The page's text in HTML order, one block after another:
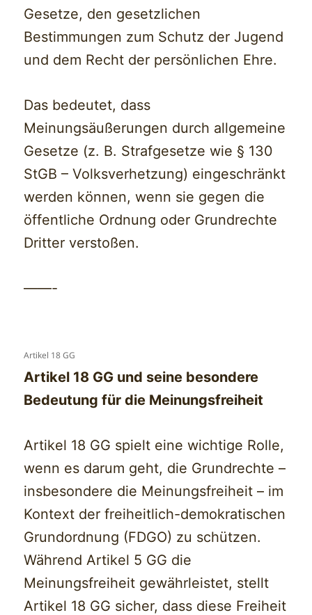
Gesetze, den gesetzlichen
Bestimmungen zum Schutz der Jugend
und dem Recht der persönlichen Ehre.
Das bedeutet, dass
Meinungsäußerungen durch allgemeine
Gesetze (z. B. Strafgesetze wie § 130
StGB – Volksverhetzung) eingeschränkt
werden können, wenn sie gegen die
öffentliche Ordnung oder Grundrechte
Dritter verstoßen.
——-
Artikel 18 GG
Artikel 18 GG und seine besondere
Bedeutung für die Meinungsfreiheit
Artikel 18 GG spielt eine wichtige Rolle,
wenn es darum geht, die Grundrechte –
insbesondere die Meinungsfreiheit – im
Kontext der freiheitlich-demokratischen
Grundordnung (FDGO) zu schützen.
Während Artikel 5 GG die
Meinungsfreiheit gewährleistet, stellt
Artikel 18 GG sicher, dass diese Freiheit